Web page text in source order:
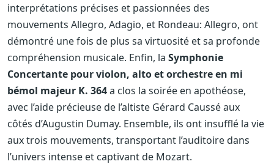
interprétations précises et passionnées des
mouvements Allegro, Adagio, et Rondeau: Allegro, ont
démontré une fois de plus sa virtuosité et sa profonde
compréhension musicale. Enfin, la Symphonie
Concertante pour violon, alto et orchestre en mi
bémol majeur K. 364a clos la soirée en apothéose,
avec l’aide précieuse de l’altiste Gérard Caussé aux
côtés d’Augustin Dumay. Ensemble, ils ont insufflé la vie
aux trois mouvements, transportant l’auditoire dans
l’univers intense et captivant de Mozart.